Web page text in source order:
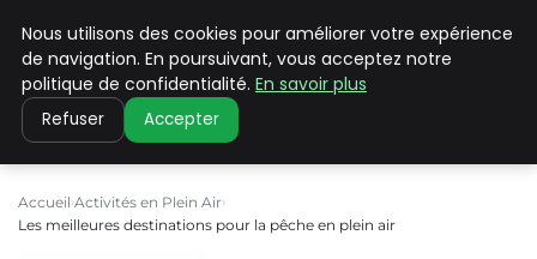
PILAT PATRIMOINES
Accueil Activités en Plein Air
Les meilleures destinations pour la pêche en plein air
Nous utilisons des cookies pour améliorer votre expérience
de navigation. En poursuivant, vous acceptez notre
politique de confidentialité. En savoir plus
Refuser Accepter